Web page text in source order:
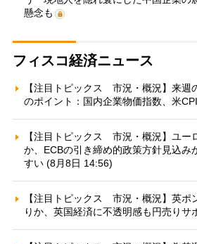
懸念も
フィスコ経済ニュース
【注目トピックス 市況・概況】来週
のポイント：国内企業物価指数、米
【注目トピックス 市況・概況】ユー
か、ECBの引き締め的政策方針見込み
すい (8月8日 14:56)
【注目トピックス 市況・概況】英ポ
りか、英国経済に不透明感も円売りサ